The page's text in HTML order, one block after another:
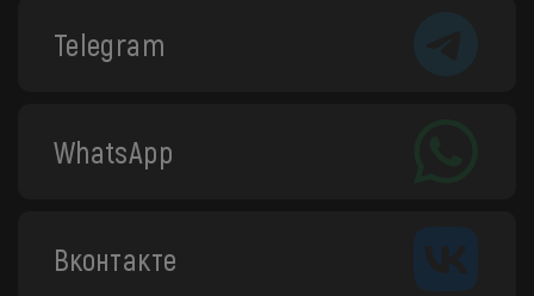
Telegram
WhatsApp
Вконтакте